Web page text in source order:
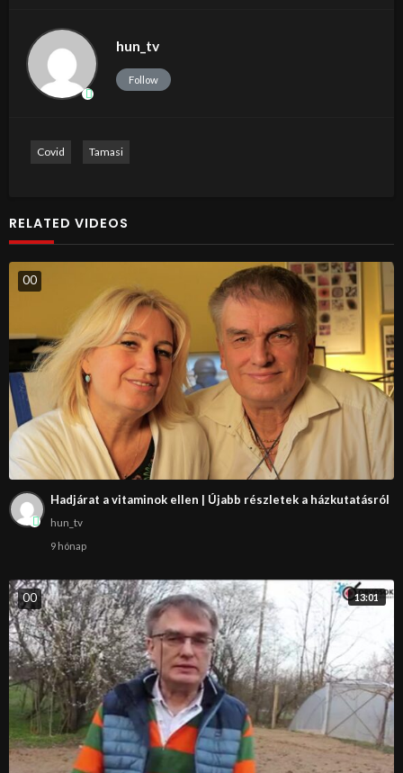
hun_tv
Follow
Covid Tamasi
RELATED VIDEOS
00
Hadjárat a vitaminok ellen | Újabb részletek a házkutatásról
hun_tv
9 hónap
13:01
00